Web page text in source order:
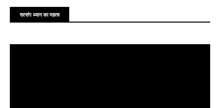
सत्संग ध्यान का महत्व